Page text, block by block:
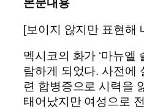
본문내용
[보이지 않지만 표현해
멕시코의 화가 ‘마뉴엘
람하게 되었다. 사전에
련 합병증으로 시력을
태어났지만 여성으로